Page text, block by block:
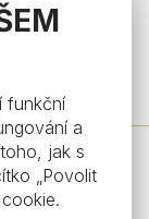
funkční
a
jak s
„Povolit